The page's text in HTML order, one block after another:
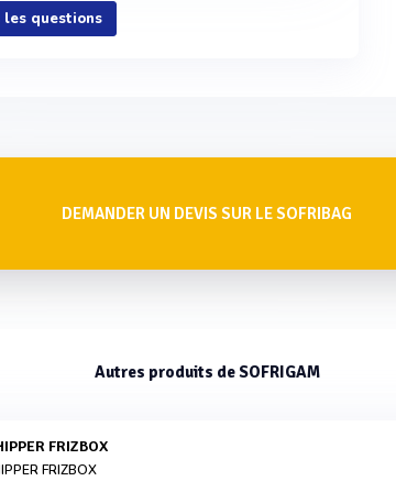
questions
DEMANDER UN DEVIS SUR LE SOFRIBAG
Autres produits de SOFRIGAM
FRIZBOX
FRIZBOX